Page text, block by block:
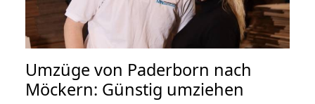
Umzüge von Paderborn nach
Möckern: Günstig umziehen